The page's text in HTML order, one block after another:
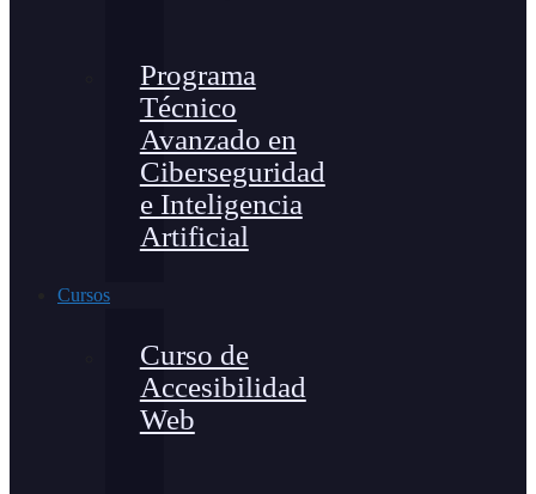
Programa
Técnico
Avanzado en
Ciberseguridad
e Inteligencia
Artificial
Cursos
Curso de
Accesibilidad
Web